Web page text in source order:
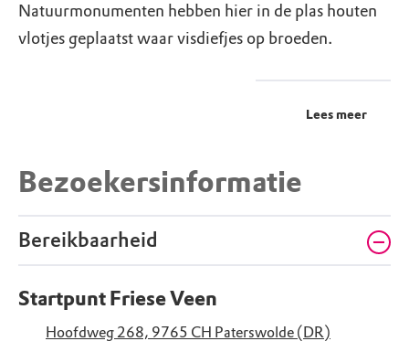
Natuurmonumenten hebben hier in de plas houten
vlotjes geplaatst waar visdiefjes op broeden.
Lees meer
Bezoekersinformatie
Bereikbaarheid
Startpunt Friese Veen
Hoofdweg 268, 9765 CH Paterswolde (DR)